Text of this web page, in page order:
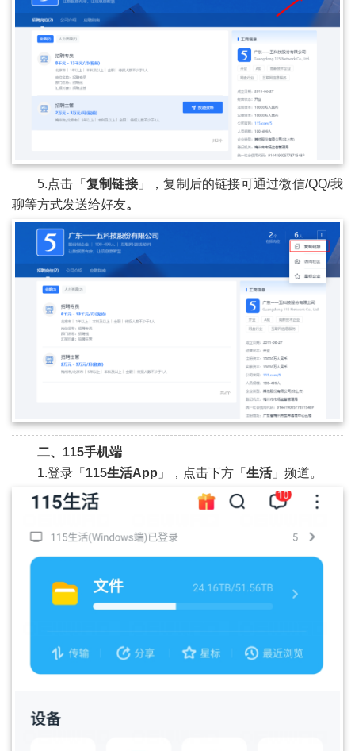
5.点击「 复制链接」，复制后的链接可通过微信/QQ/我
聊等方式发送给好友。
二、115手机端
1.登录「 115生活App 」，点击下方「 生活」频道。